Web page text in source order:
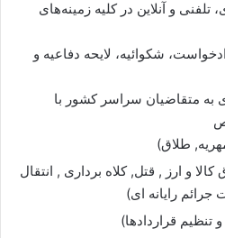
و آنلاین در کلیه زمینه‌های
شکوائیه، لایحه دفاعیه و
متقاضیان سراسر کشور با
طلاق)
و ارز , قتل, کلاه برداری , انتقال
جرائم رایانه ای)
قراردادها)